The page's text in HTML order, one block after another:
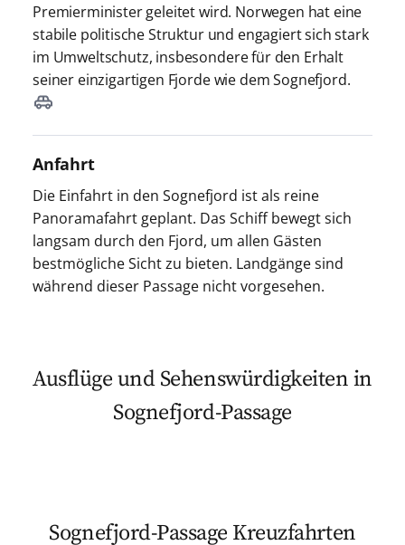
Premierminister geleitet wird. Norwegen hat eine
stabile politische Struktur und engagiert sich stark
im Umweltschutz, insbesondere für den Erhalt
seiner einzigartigen Fjorde wie dem Sognefjord.
Anfahrt
Die Einfahrt in den Sognefjord ist als reine
Panoramafahrt geplant. Das Schiff bewegt sich
langsam durch den Fjord, um allen Gästen
bestmögliche Sicht zu bieten. Landgänge sind
während dieser Passage nicht vorgesehen.
Ausflüge und Sehenswürdigkeiten in
Sognefjord-Passage
Sognefjord-Passage Kreuzfahrten